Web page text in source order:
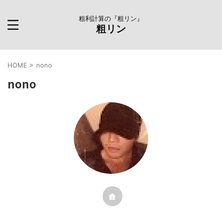
粗利計算の『粗リン』
粗リン
HOME > nono
nono